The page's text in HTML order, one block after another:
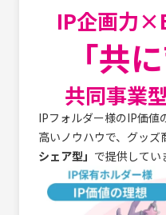
IP企画力
「共
共同事業
IPフォルダー様のIP価値
高いノウハウで、グッズ
シェア型」 で提供してい